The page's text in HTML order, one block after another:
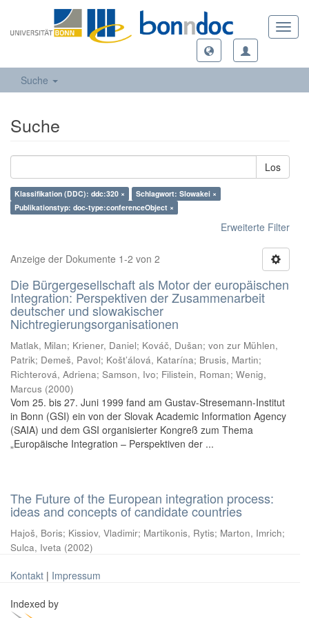
Suche
Suche
Los
Klassifikation (DDC): ddc:320 ×
Schlagwort: Slowakei ×
Publikationstyp: doc-type:conferenceObject ×
Erweiterte Filter
Anzeige der Dokumente 1-2 von 2
Die Bürgergesellschaft als Motor der europäischen
Integration: Perspektiven der Zusammenarbeit
deutscher und slowakischer
Nichtregierungsorganisationen
Matlak, Milan; Kriener, Daniel; Kováč, Dušan; von zur Mühlen,
Patrik; Demeš, Pavol; Košt’álová, Katarína; Brusis, Martin;
Richterová, Adriena; Samson, Ivo; Filistein, Roman; Wenig,
Marcus (2000)
Vom 25. bis 27. Juni 1999 fand am Gustav-Stresemann-Institut
in Bonn (GSI) ein von der Slovak Academic Information Agency
(SAIA) und dem GSI organisierter Kongreß zum Thema
„Europäische Integration – Perspektiven der ...
The Future of the European integration process:
ideas and concepts of candidate countries
Hajoš, Boris; Kissiov, Vladimir; Martikonis, Rytis; Marton, Imrich;
Sulca, Iveta (2002)
Kontakt | Impressum
Indexed by